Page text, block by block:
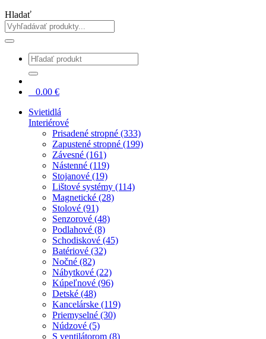
Hladať
0.00 €
Svietidlá
Interiérové
Prisadené stropné (333)
Zapustené stropné (199)
Závesné (161)
Nástenné (119)
Stojanové (19)
Lištové systémy (114)
Magnetické (28)
Stolové (91)
Senzorové (48)
Podlahové (8)
Schodiskové (45)
Batériové (32)
Nočné (82)
Nábytkové (22)
Kúpeľnové (96)
Detské (48)
Kancelárske (119)
Priemyselné (30)
Núdzové (5)
S ventilátorom (8)